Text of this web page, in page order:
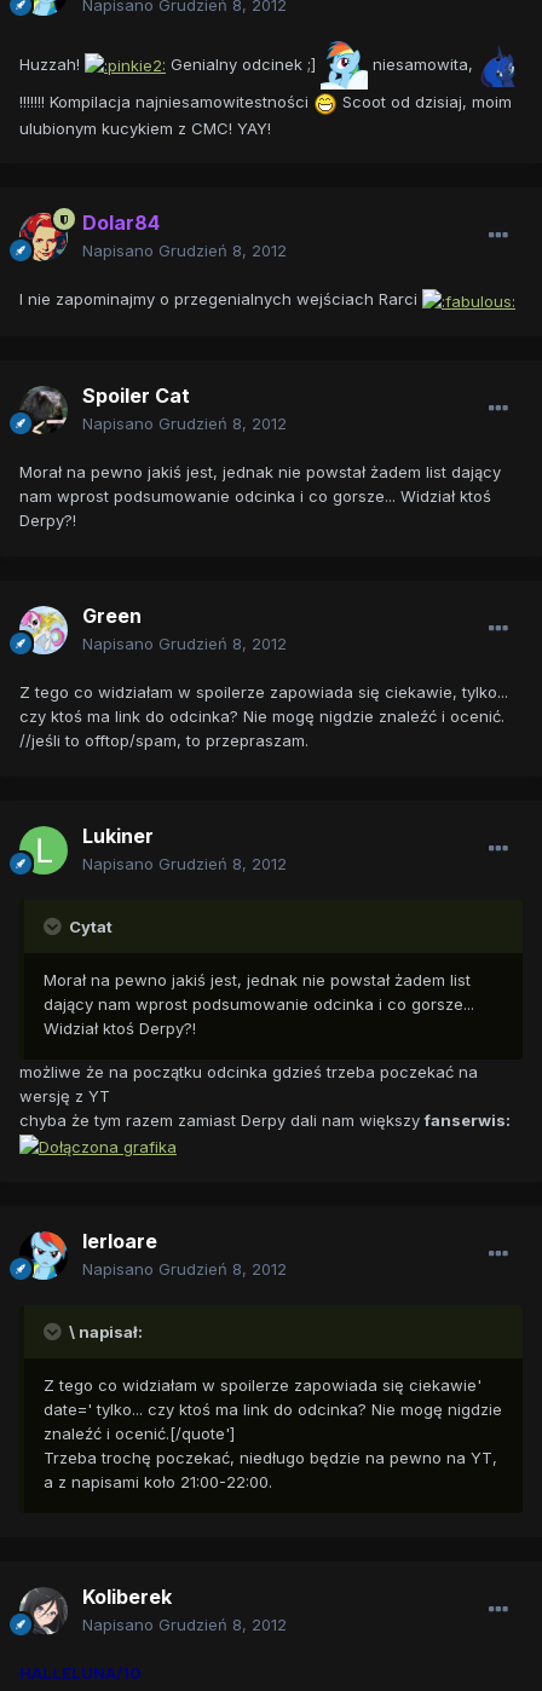
Napisano Grudzień 8, 2012
Huzzah! Genialny odcinek ;]
niesamowita,
!!!!!!! Kompilacja najniesamowitestności
Scoot od dzisiaj, moim
ulubionym kucykiem z CMC! YAY!
Dolar84
Napisano Grudzień 8, 2012
I nie zapominajmy o przegenialnych wejściach Rarci
Spoiler Cat
Napisano Grudzień 8, 2012
Morał na pewno jakiś jest, jednak nie powstał żadem list dający
nam wprost podsumowanie odcinka i co gorsze... Widział ktoś
Derpy?!
Green
Napisano Grudzień 8, 2012
Z tego co widziałam w spoilerze zapowiada się ciekawie, tylko...
czy ktoś ma link do odcinka? Nie mogę nigdzie znaleźć i ocenić.
//jeśli to offtop/spam, to przepraszam.
Lukiner
Napisano Grudzień 8, 2012
Cytat
Morał na pewno jakiś jest, jednak nie powstał żadem list
dający nam wprost podsumowanie odcinka i co gorsze...
Widział ktoś Derpy?!
możliwe że na początku odcinka gdzieś trzeba poczekać na
wersję z YT
chyba że tym razem zamiast Derpy dali nam większyfanserwis:
lerloare
Napisano Grudzień 8, 2012
\ napisał:
Z tego co widziałam w spoilerze zapowiada się ciekawie'
date=' tylko... czy ktoś ma link do odcinka? Nie mogę nigdzie
znaleźć i ocenić.[/quote']
Trzeba trochę poczekać, niedługo będzie na pewno na YT,
a z napisami koło 21:00-22:00.
Koliberek
Napisano Grudzień 8, 2012
HALLELUNA/10